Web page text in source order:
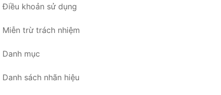
Điều khoản sử dụng
Miễn trừ trách nhiệm
Danh mục
Danh sách nhãn hiệu